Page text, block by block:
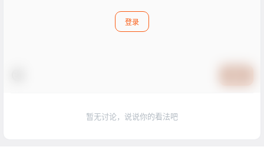
登录
暂无讨论，说说你的看法吧